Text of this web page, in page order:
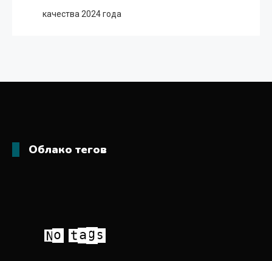
качества 2024 года
Облако тегов